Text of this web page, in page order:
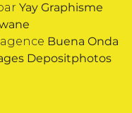
Yay Graphisme
Buena Onda
Depositphotos